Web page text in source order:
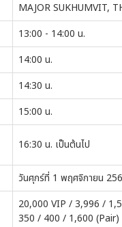
MAJOR SUKHUMVIT,
13:00 - 14:00 น.
14:00 น.
14:30 น.
15:00 น.
16:30 น. เป็นต้นไป
วันศุกร์ที่ 1 พฤศจิกายน
20,000 VIP / 3,996 /
350 / 400 / 1,600 (Pair)